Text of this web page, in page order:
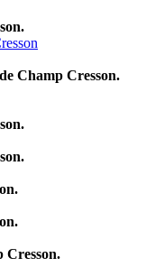
Champ Cresson.
Cresson.